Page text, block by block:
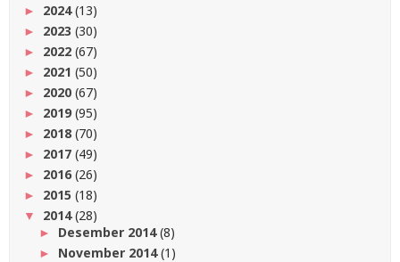
► 2024(13)
► 2023 (30)
► 2022 (67)
► 2021 (50)
► 2020 (67)
► 2019(95)
► 2018 (70)
► 2017 (49)
► 2016(26)
► 2015 (18)
▼ 2014(28)
► Desember 2014(8)
► November 2014(1)